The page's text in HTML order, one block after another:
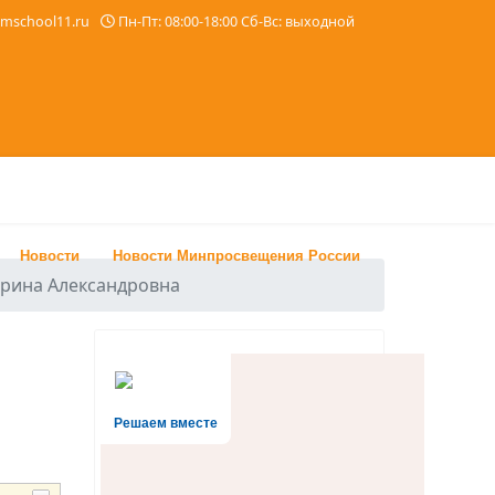
Пн-Пт: 08:00-18:00 Сб-Вс: выходной
Новости Новости Минпросвещения России
Александровна
Решаем вместе